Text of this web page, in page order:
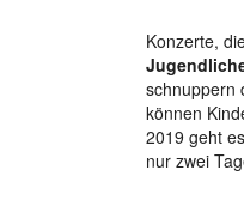
Konzerte,
schnuppern
können
2019 geht
nur zwei